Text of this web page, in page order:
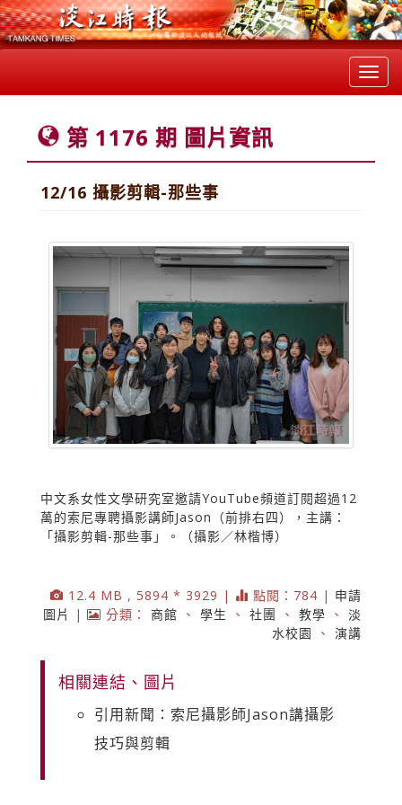
第 1176 期 圖片資訊
12/16 攝影剪輯-那些事
中文系女性文學研究室邀請YouTube頻道訂閱超過12
萬的索尼專聘攝影講師Jason（前排右四），主講：
「攝影剪輯-那些事」。（攝影／林楷博）
12.4 MB , 5894 * 3929 | 點閱：784 | 申請
圖片
| 分類： 商館 、 學生 、 社團 、 教學 、 淡
水校園
、 演講
相關連結、圖片
引用新聞：索尼攝影師Jason講攝影
技巧與剪輯